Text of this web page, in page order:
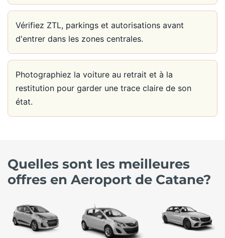
Vérifiez ZTL, parkings et autorisations avant
d'entrer dans les zones centrales.
Photographiez la voiture au retrait et à la
restitution pour garder une trace claire de son
état.
Quelles sont les meilleures
offres en Aeroport de Catane?